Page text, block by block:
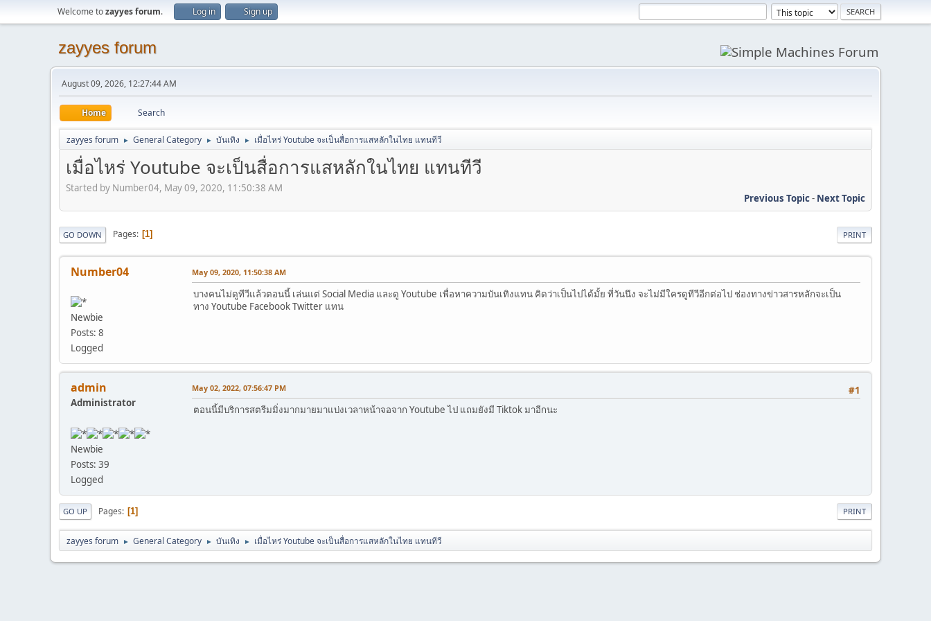
Welcome tozayyes forum. Log in Sign up
zayyes forum
August 09, 2026, 12:27:44 AM
Home Search
zayyes forum ► General Category ► บันเทิง ► เมื่อไหร่ Youtube จะเป็นสื่อการแสหลักในไทย แทนทีวี
เมื่อไหร่ Youtube จะเป็นสื่อการแสหลักในไทย แทนทีวี
Started by Number04, May 09, 2020, 11:50:38 AM
Previous Topic- Next Topic
PRINT
GO DOWN Pages 1
Number04
Newbie
Posts: 8
Logged
May 09, 2020, 11:50:38 AM
บางคนไม่ดูทีวีแล้วตอนนี้ เล่นแต่ Social Media และดู Youtube เพื่อหาความบันเทิงแทน คิดว่าเป็นไปได้มั้ย ที่วันนึง จะไม่มีใครดูทีวีอีกต่อไป ช่องทางข่าวสารหลักจะเป็น
ทาง Youtube Facebook Twitter แทน
admin
Administrator
Newbie
Posts: 39
Logged
#1
May 02, 2022, 07:56:47 PM
ตอนนี้มีบริการสตรีมมิ่งมากมายมาแบ่งเวลาหน้าจอจาก Youtube ไป แถมยังมี Tiktok มาอีกนะ
PRINT
GO UP Pages 1
zayyes forum ► General Category ► บันเทิง ► เมื่อไหร่ Youtube จะเป็นสื่อการแสหลักในไทย แทนทีวี